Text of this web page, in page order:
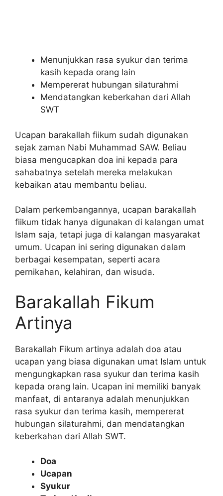
Menunjukkan rasa syukur dan terima
kasih kepada orang lain
Mempererat hubungan silaturahmi
Mendatangkan keberkahan dari Allah
SWT
Ucapan barakallah fiikum sudah digunakan
sejak zaman Nabi Muhammad SAW. Beliau
biasa mengucapkan doa ini kepada para
sahabatnya setelah mereka melakukan
kebaikan atau membantu beliau.
Dalam perkembangannya, ucapan barakallah
fiikum tidak hanya digunakan di kalangan umat
Islam saja, tetapi juga di kalangan masyarakat
umum. Ucapan ini sering digunakan dalam
berbagai kesempatan, seperti acara
pernikahan, kelahiran, dan wisuda.
Barakallah Fikum
Artinya
Barakallah Fikum artinya adalah doa atau
ucapan yang biasa digunakan umat Islam untuk
mengungkapkan rasa syukur dan terima kasih
kepada orang lain. Ucapan ini memiliki banyak
manfaat, di antaranya adalah menunjukkan
rasa syukur dan terima kasih, mempererat
hubungan silaturahmi, dan mendatangkan
keberkahan dari Allah SWT.
Doa
Ucapan
Syukur